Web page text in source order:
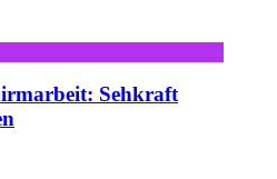
Sehkraft